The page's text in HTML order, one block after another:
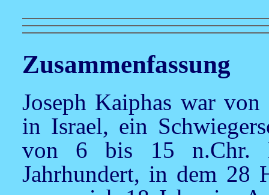
Zusammenfassung
Joseph Kaiphas war
in Israel, ein
von 6 bis 15 n.Chr.
Jahrhundert, in dem 28